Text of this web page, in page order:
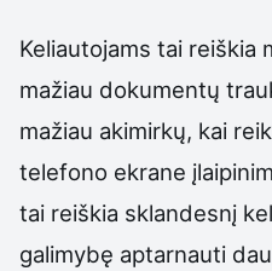
Keliautojams tai reiškia
mažiau dokumentų
mažiau akimirkų, kai
telefono ekrane
tai reiškia sklandesnį
galimybę aptarnauti